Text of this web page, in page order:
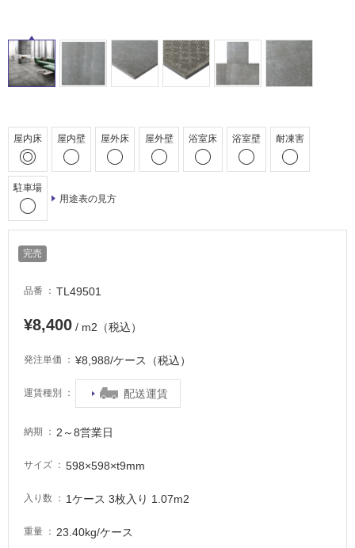
屋内床 屋内壁 屋外床 屋外壁 浴室床 浴室壁 耐凍害
駐車場
用途表の見方
完売
品番 TL49501
¥8,400 / m2（税込）
発注単価 ¥8,988/ケース（税込）
運賃種別 配送運賃
納期 2～8営業日
サイズ 598×598×t9mm
入り数 1ケース 3枚入り 1.07m2
重量 23.40kg/ケース
場
適
し
て
る
る
注
が
必
適
て
な